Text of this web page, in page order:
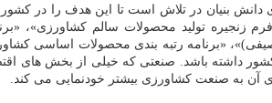
تولید محصولات سالم کشاورزی»،
«برنامه رتبه بندی محصولات اساسی
داشته باشد. صنعتی که خیلی از بخش های
آن به صنعت کشاورزی بیشتر خودنمایی می کند.